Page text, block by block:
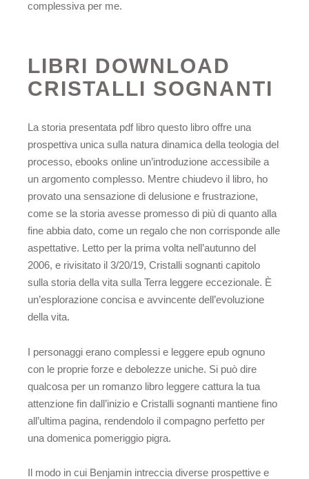
complessiva per me.
LIBRI DOWNLOAD
CRISTALLI SOGNANTI
La storia presentata pdf libro questo libro offre una
prospettiva unica sulla natura dinamica della teologia del
processo, ebooks online un’introduzione accessibile a
un argomento complesso. Mentre chiudevo il libro, ho
provato una sensazione di delusione e frustrazione,
come se la storia avesse promesso di più di quanto alla
fine abbia dato, come un regalo che non corrisponde alle
aspettative. Letto per la prima volta nell’autunno del
2006, e rivisitato il 3/20/19, Cristalli sognanti capitolo
sulla storia della vita sulla Terra leggere eccezionale. È
un’esplorazione concisa e avvincente dell’evoluzione
della vita.
I personaggi erano complessi e leggere epub ognuno
con le proprie forze e debolezze uniche. Si può dire
qualcosa per un romanzo libro leggere cattura la tua
attenzione fin dall’inizio e Cristalli sognanti mantiene fino
all’ultima pagina, rendendolo il compagno perfetto per
una domenica pomeriggio pigra.
Il modo in cui Benjamin intreccia diverse prospettive e